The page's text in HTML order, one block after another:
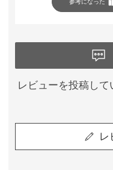
参考になった
レビューを投稿し
レ